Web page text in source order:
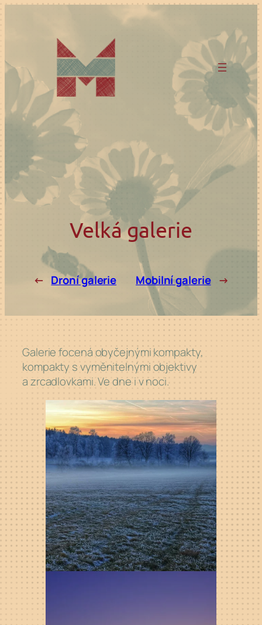
Velká galerie
← Droní galerie Mobilní galerie →
Galerie focená obyčejnými kompakty,
kompakty svyměnitelnými objektivy
azrcadlovkami. Vedne ivnoci.